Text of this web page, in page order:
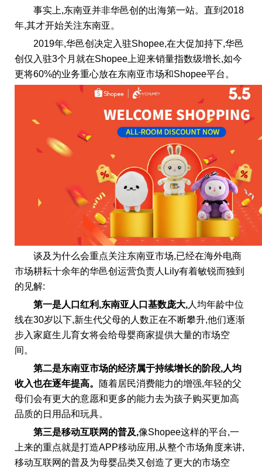
事实上,东南亚并非华邑创的出海第一站。直到2018
年,其才开始关注东南亚。
2019年,华邑创决定入驻Shopee,在大促加持下,华邑
创仅入驻3个月就在Shopee上迎来销量指数级增长,如今
更将60%的业务重心放在东南亚市场和Shopee平台。
谈及为什么会重点关注东南亚市场,已经在海外电商
市场耕耘十余年的华邑创运营负责人Lily有着敏锐而独到
的见解:
第一是人口红利,东南亚人口基数庞大,人均年龄中位
线在30岁以下,新生代父母的人数正在不断攀升,他们逐渐
步入家庭生儿育女将会给母婴商家提供大量的市场空
间。
第二是东南亚市场的经济属于持续增长的阶段,人均
收入也在逐年提高。
随着居民消费能力的增强,年轻的父
母们会有更大的意愿和更多的能力去为孩子购买更加高
品质的日用品和玩具。
第三是移动互联网的普及,像Shopee这样的平台,一
上来的重点就是打造APP移动应用,从整个市场角度来讲,
移动互联网的普及为母婴品类又创造了更大的市场空